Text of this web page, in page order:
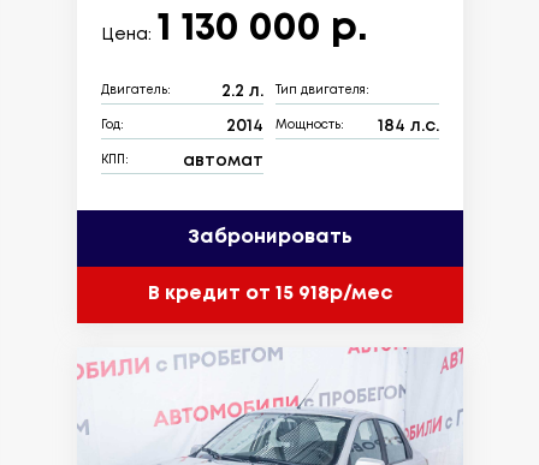
Цена: 1 130 000 р.
Двигатель: 2.2 л. Тип двигателя:
Год: 2014 Мощность: 184 л.с.
КПП: автомат
Забронировать
В кредит от 15 918р/мес